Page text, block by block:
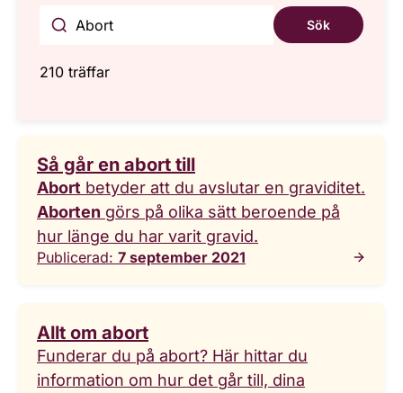
Sök
210 träffar
Så går en abort till
Abort betyder att du avslutar en graviditet.
Aborten görs på olika sätt beroende på
hur länge du har varit gravid.
Publicerad: 7 september 2021
Allt om abort
Funderar du på abort? Här hittar du
information om hur det går till, dina